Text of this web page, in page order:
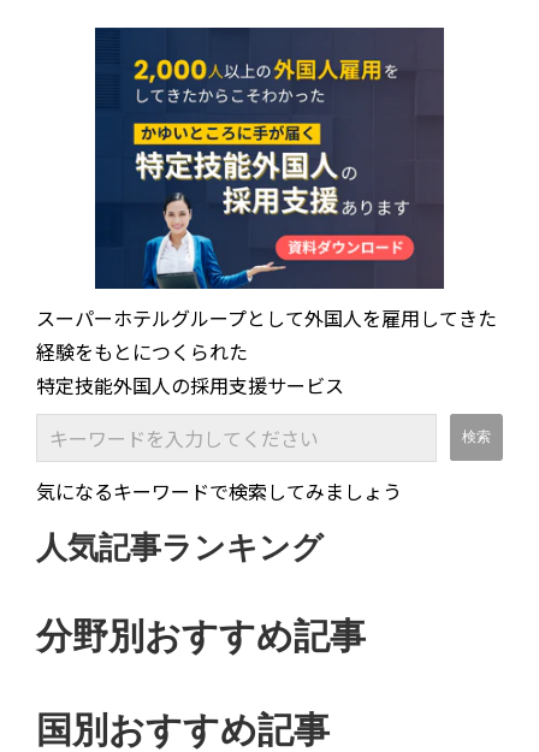
スーパーホテルグループとして外国人を雇用してきた
経験をもとにつくられた
特定技能外国人の採用支援サービス
気になるキーワードで検索してみましょう
人気記事ランキング
分野別おすすめ記事
国別おすすめ記事